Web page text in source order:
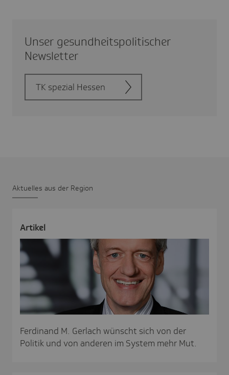
Unser gesund­heits­po­li­ti­scher
News­letter
TK spezial Hessen
Aktu­elles aus der Region
Artikel
Ferdinand M. Gerlach wünscht sich von der
Politik und von anderen im System mehr Mut.